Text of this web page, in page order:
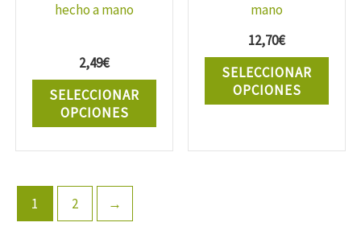
hecho a mano
2,49€
SELECCIONAR
OPCIONES
Este
producto
tiene
múltiples
mano
12,70€
SELECCIONAR
OPCIONES
Este
tiene
1 2 →